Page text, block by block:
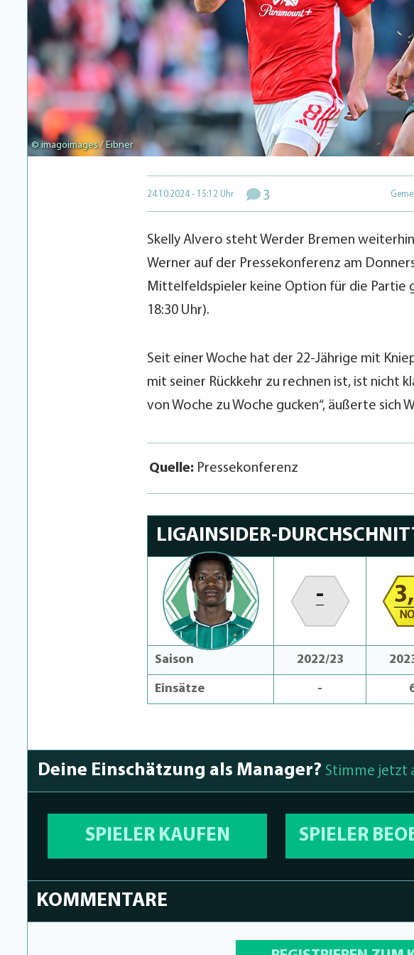
© imagoimages / Eibner
24.10.2024 - 15:12 Uhr 3
Skelly Alvero steht Werder Bremen
Werner auf der Pressekonferenz am
Mittelfeldspieler keine Option für die Partie
18:30 Uhr).
Seit einer Woche hat der 22-Jährige mit
mit seiner Rückkehr zu rechnen ist, ist nicht
von Woche zu Woche gucken“, äußerte sich
Quelle: Pressekonferenz
LIGAINSIDER-
- 3,
Saison 2022/23
Einsätze -
Deine Einschätzung als Manager? Stimme jetzt
SPIELER KAUFEN SPIELER
KOMMENTARE